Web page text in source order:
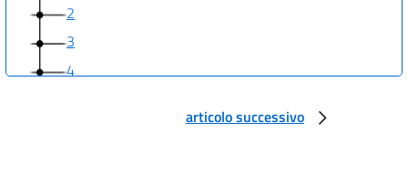
2
3
4
Capo II
articolo successivo